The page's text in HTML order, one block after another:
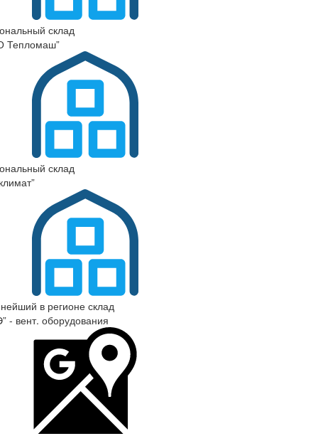
склад
Тепломаш”
склад
в регионе склад
- вент. оборудования